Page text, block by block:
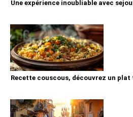
Une expérience inoubliable avec
Recette couscous, découvrez un